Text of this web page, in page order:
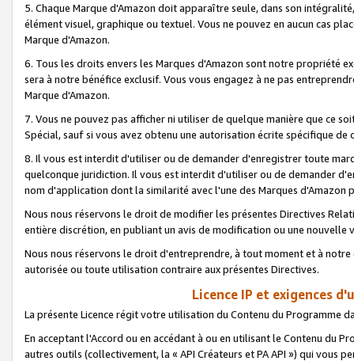
5. Chaque Marque d'Amazon doit apparaître seule, dans son
élément visuel, graphique ou textuel. Vous ne pouvez en aucun cas
Marque d'Amazon.
6. Tous les droits envers les Marques d'Amazon sont notre propriété
sera à notre bénéfice exclusif. Vous vous engagez à ne pas
Marque d'Amazon.
7. Vous ne pouvez pas afficher ni utiliser de quelque manière que ce
Spécial, sauf si vous avez obtenu une autorisation écrite spécifique de
8. Il vous est interdit d'utiliser ou de demander d'enregistrer toute
quelconque juridiction. Il vous est interdit d'utiliser ou de demander
nom d'application dont la similarité avec l'une des Marques
Nous nous réservons le droit de modifier les présentes Directives
entière discrétion, en publiant un avis de modification ou une nouvelle
Nous nous réservons le droit d'entreprendre, à tout moment et à
autorisée ou toute utilisation contraire aux présentes Directives.
Licence IP et exigences
La présente Licence régit votre utilisation du Contenu du Programme
En acceptant l'Accord ou en accédant à ou en utilisant le Contenu du
autres outils (collectivement, la « API Créateurs et PA API ») qui vous